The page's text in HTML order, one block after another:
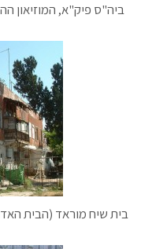
ביה"ס פיק"א, המוזיאון